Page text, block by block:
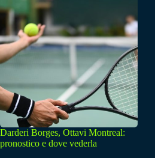
Darderi Borges, Ottavi Montreal:
pronostico e dove vederla